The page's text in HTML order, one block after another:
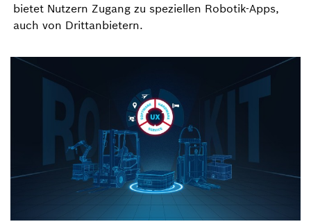
bietet Nutzern Zugang zu speziellen Robotik-Apps,
auch von Drittanbietern.